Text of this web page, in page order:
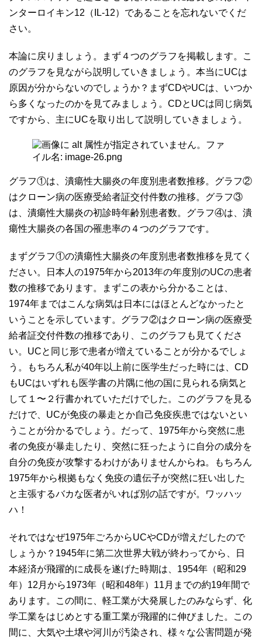
ンターロイキン12（IL-12）であることを忘れないでくだ
さい。
本論に戻りましょう。まず４つのグラフを掲載します。こ
のグラフを見ながら説明していきましょう。本当にUCは
原因が分からないのでしょうか？まずCDやUCは、いつか
ら多くなったのかを見てみましょう。CDとUCは同じ病気
ですから、主にUCを取り出して説明していきましょう。
グラフ①は、潰瘍性大腸炎の年度別患者数推移。グラフ②
はクローン病の医療受給者証交付件数の推移。グラフ③
は、潰瘍性大腸炎の初診時年齢別患者数。グラフ④は、潰
瘍性大腸炎の各国の罹患率の４つのグラフです。
まずグラフ①の潰瘍性大腸炎の年度別患者数推移を見てく
ださい。日本人の1975年から2013年の年度別のUCの患者
数の推移であります。まずこの表から分かることは、
1974年まではこんな病気は日本にはほとんどなかったと
いうことを示しています。グラフ②はクローン病の医療受
給者証交付件数の推移であり、このグラフも見てくださ
い。UCと同じ形で患者が増えていることが分かるでしょ
う。もちろん私が40年以上前に医学生だった時には、CD
もUCはいずれも医学書の片隅に他の国に見られる病気と
して１〜２行書かれていただけでした。このグラフを見る
だけで、UCが免疫の暴走とか自己免疫疾患ではないとい
うことが分かるでしょう。だって、1975年から突然に患
者の免疫が暴走したり、突然に狂ったように自分の成分を
自分の免疫が攻撃するわけがありませんからね。もちろん
1975年から根拠もなく免疫の遺伝子が突然に狂い出した
と主張するバカな医者がいれば別の話ですが。ワッハッ
ハ！
それではなぜ1975年ごろからUCやCDが増えだしたので
しょうか？1945年に第二次世界大戦が終わってから、日
本経済が飛躍的に成長を遂げた時期は、1954年（昭和29
年）12月から1973年（昭和48年）11月までの約19年間で
あります。この間に、軽工業が大発展したのみならず、化
学工業をはじめとする重工業が飛躍的に伸びました。この
間に、大気や土壌や河川が汚染され、様々な公害問題が発